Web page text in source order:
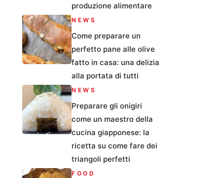
produzione alimentare
NEWS
Come preparare un
perfetto pane alle olive
fatto in casa: una delizia
alla portata di tutti
NEWS
Preparare gli onigiri
come un maestro della
cucina giapponese: la
ricetta su come fare dei
triangoli perfetti
FOOD